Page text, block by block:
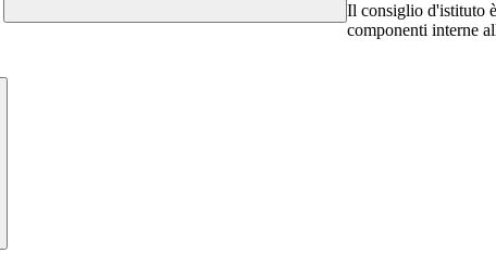
Il consiglio d'istituto
componenti interne